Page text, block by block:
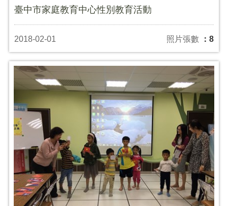
臺中市家庭教育中心性別教育活動
2018-02-01 照片張數 ：8